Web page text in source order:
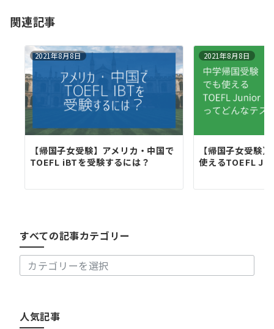
ン
関連記事
2021年8月8日
【帰国子女受験】アメリカ・中国で
TOEFL iBTを受験するには？
2021年8月8日
【帰国子女受験
使えるTOEFL
すべての記事カテゴリー
す
記
事
ー
人気記事